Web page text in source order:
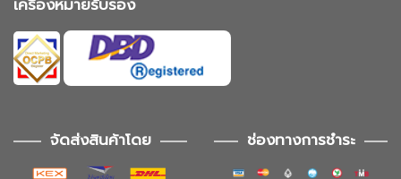
จัดส่งสินค้าโดย ช่องทางการชำระ